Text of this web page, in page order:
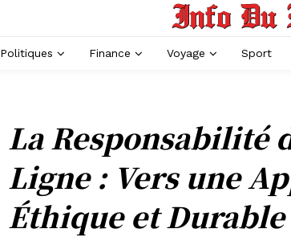
Politiques Finance Voyage Sport
La Responsabilité
Ligne : Vers une
Éthique et Durable